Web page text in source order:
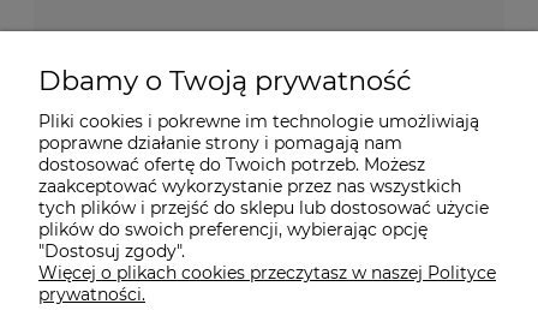
Moje konto
Płatności i dostawa
Informacje
Dbamy o Twoją prywatność
Pliki cookies i pokrewne im technologie umożliwiają
poprawne działanie strony i pomagają nam
dostosować ofertę do Twoich potrzeb. Możesz
zaakceptować wykorzystanie przez nas wszystkich
tych plików i przejść do sklepu lub dostosować użycie
plików do swoich preferencji, wybierając opcję
"Dostosuj zgody".
Więcej o plikach cookies przeczytasz w naszej Polityce
prywatności.